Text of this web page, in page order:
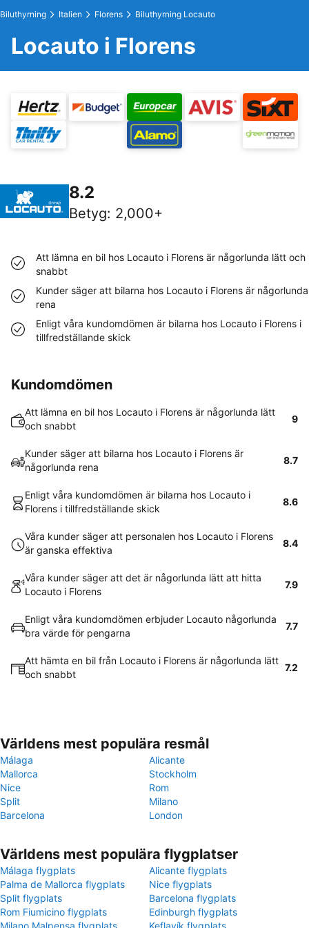
Biluthyrning Italien Florens Biluthyrning Locauto
Locauto i Florens
8.2
Betyg: 2,000+
Att lämna en bil hos Locauto i Florens är någorlunda lätt och
snabbt
Kunder säger att bilarna hos Locauto i Florens är någorlunda
rena
Enligt våra kundomdömen är bilarna hos Locauto i Florens i
tillfredställande skick
Kundomdömen
Att lämna en bil hos Locauto i Florens är någorlunda lätt
och snabbt
9
Kunder säger att bilarna hos Locauto i Florens är
någorlunda rena
8.7
Enligt våra kundomdömen är bilarna hos Locauto i
Florens i tillfredställande skick
8.6
Våra kunder säger att personalen hos Locauto i Florens
är ganska effektiva
8.4
Våra kunder säger att det är någorlunda lätt att hitta
Locauto i Florens
7.9
Enligt våra kundomdömen erbjuder Locauto någorlunda
bra värde för pengarna
7.7
Att hämta en bil från Locauto i Florens är någorlunda lätt
och snabbt
7.2
Världens mest populära resmål
Málaga
Alicante
Mallorca
Stockholm
Nice
Rom
Split
Milano
Barcelona
London
Världens mest populära flygplatser
Málaga flygplats
Alicante flygplats
Palma de Mallorca flygplats
Nice flygplats
Split flygplats
Barcelona flygplats
Rom Fiumicino flygplats
Edinburgh flygplats
Milano Malpensa flygplats
Keflavík flygplats